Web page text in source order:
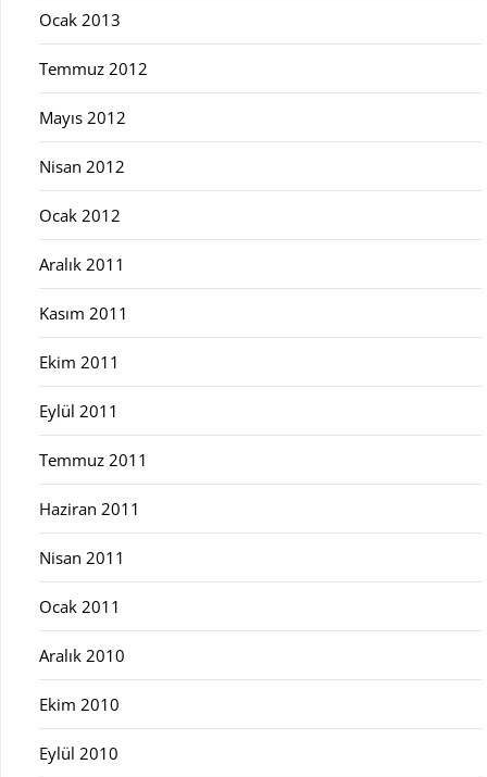
Ocak 2013
Temmuz 2012
Mayıs 2012
Nisan 2012
Ocak 2012
Aralık 2011
Kasım 2011
Ekim 2011
Eylül 2011
Temmuz 2011
Haziran 2011
Nisan 2011
Ocak 2011
Aralık 2010
Ekim 2010
Eylül 2010